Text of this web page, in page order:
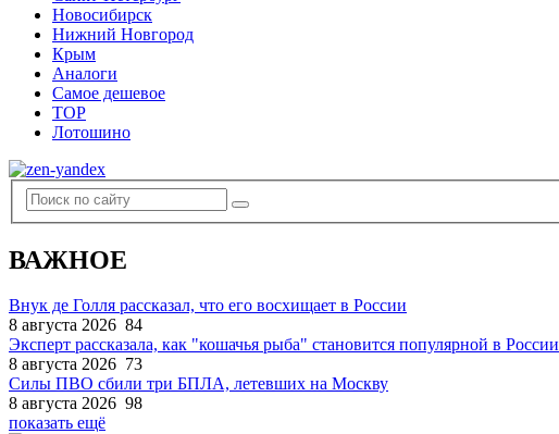
Новосибирск
Нижний Новгород
Крым
Аналоги
Самое дешевое
TOP
Лотошино
ВАЖНОЕ
Внук де Голля рассказал, что его восхищает в России
8 августа 2026 84
Эксперт рассказала, как "кошачья рыба" становится популярной в России
8 августа 2026 73
Силы ПВО сбили три БПЛА, летевших на Москву
8 августа 2026 98
показать ещё